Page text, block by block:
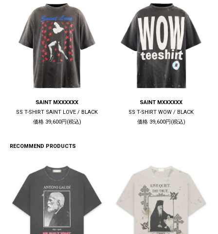
SAINT MXXXXXX
SS T-SHIRT SAINT LOVE / BLACK
価格 39,600円(税込)
SAINT MXXXXXX
SS T-SHIRT WOW / BLACK
価格 39,600円(税込)
RECOMMEND PRODUCTS